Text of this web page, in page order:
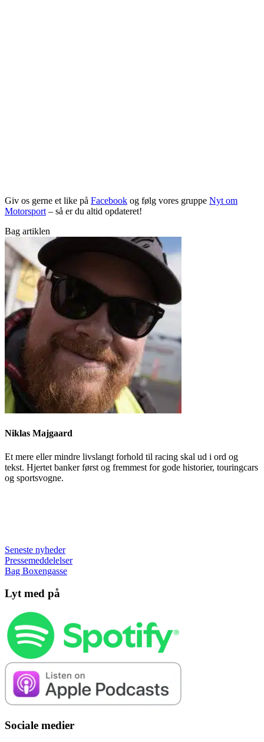
Giv os gerne et like på Facebook og følg vores gruppe Nyt om
Motorsport – så er du altid opdateret!
Bag artiklen
Niklas Majgaard
Et mere eller mindre livslangt forhold til racing skal ud i ord og
tekst. Hjertet banker først og fremmest for gode historier, touringcars
og sportsvogne.
Seneste nyheder
Pressemeddelelser
Bag Boxengasse
Lyt med på
Sociale medier